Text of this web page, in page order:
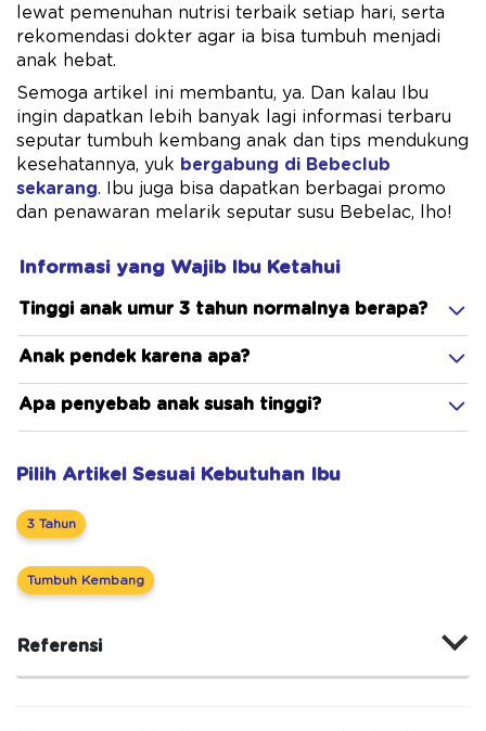
lewat pemenuhan nutrisi terbaik setiap hari, serta
rekomendasi dokter agar ia bisa tumbuh menjadi
anak hebat.
Semoga artikel ini membantu, ya. Dan kalau Ibu
ingin dapatkan lebih banyak lagi informasi terbaru
seputar tumbuh kembang anak dan tips mendukung
kesehatannya, yuk bergabung di Bebeclub
sekarang. Ibu juga bisa dapatkan berbagai promo
dan penawaran melarik seputar susu Bebelac, lho!
Informasi yang Wajib Ibu Ketahui
Tinggi anak umur 3 tahun normalnya berapa?
Anak pendek karena apa?
Apa penyebab anak susah tinggi?
Pilih Artikel Sesuai Kebutuhan Ibu
3 Tahun
Tumbuh Kembang
Referensi